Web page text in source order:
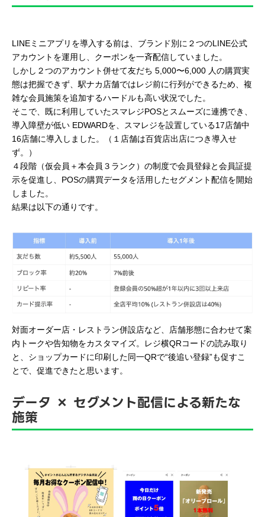
LINEミニアプリを導入する前は、ブランド別に２つのLINE公式
アカウントを運用し、クーポンを一斉配信していました。
しかし２つのアカウント併せて友だち 5,000〜6,000 人の購買実
態は把握できず、駅ナカ店舗ではレジ前に行列ができるため、複
雑な会員施策を追加するハードルも高い状況でした。
そこで、既に利用していたスマレジPOSとスムーズに連携でき、
導入障壁が低い EDWARDを、スマレジを設置している17店舗中
16店舗に導入しました。（１店舗は百貨店出店につき導入せ
ず。）
４段階（仮会員＋本会員３ランク）の制度で会員登録と会員証提
示を促進し、POSの購買データを活用したセグメント配信を開始
しました。
結果は以下の通りです。
対面オーダー店・レストラン併設店など、店舗形態に合わせて案
内トークや告知物をカスタマイズ。レジ横QRコードの読み取り
と、ショップカードに印刷した同一QRで“後追い登録”も促すこ
とで、促進できたと思います。
データ × セグメント配信による新たな
施策